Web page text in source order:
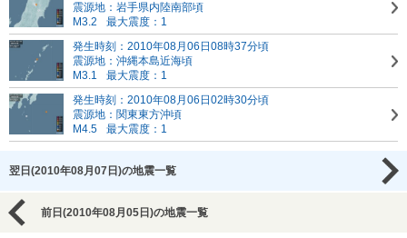
震源地：岩手県内陸南部頃
M3.2
最大震度：1
発生時刻：2010年08月06日08時37分頃
震源地：沖縄本島近海頃
M3.1
最大震度：1
発生時刻：2010年08月06日02時30分頃
震源地：関東東方沖頃
M4.5
最大震度：1
翌日(2010年08月07日)の地震一覧
前日(2010年08月05日)の地震一覧